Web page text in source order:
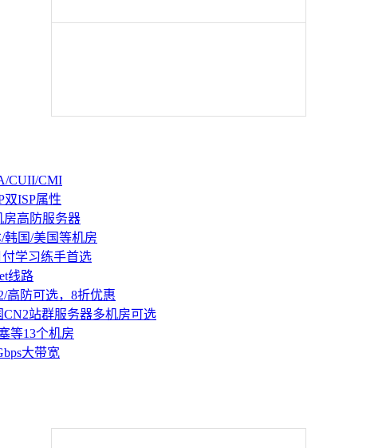
CUII/CMI
ISP属性
房高防服务器
韩国/美国等机房
学习练手首选
线路
高防可选，8折优惠
站群服务器多机房可选
等13个机房
大带宽